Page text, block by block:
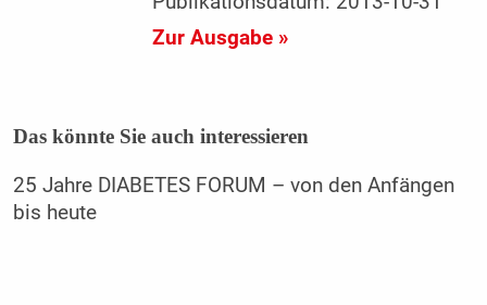
Zur Ausgabe »
Das könnte Sie auch interessieren
25 Jahre DIABETES FORUM – von den Anfängen
bis heute